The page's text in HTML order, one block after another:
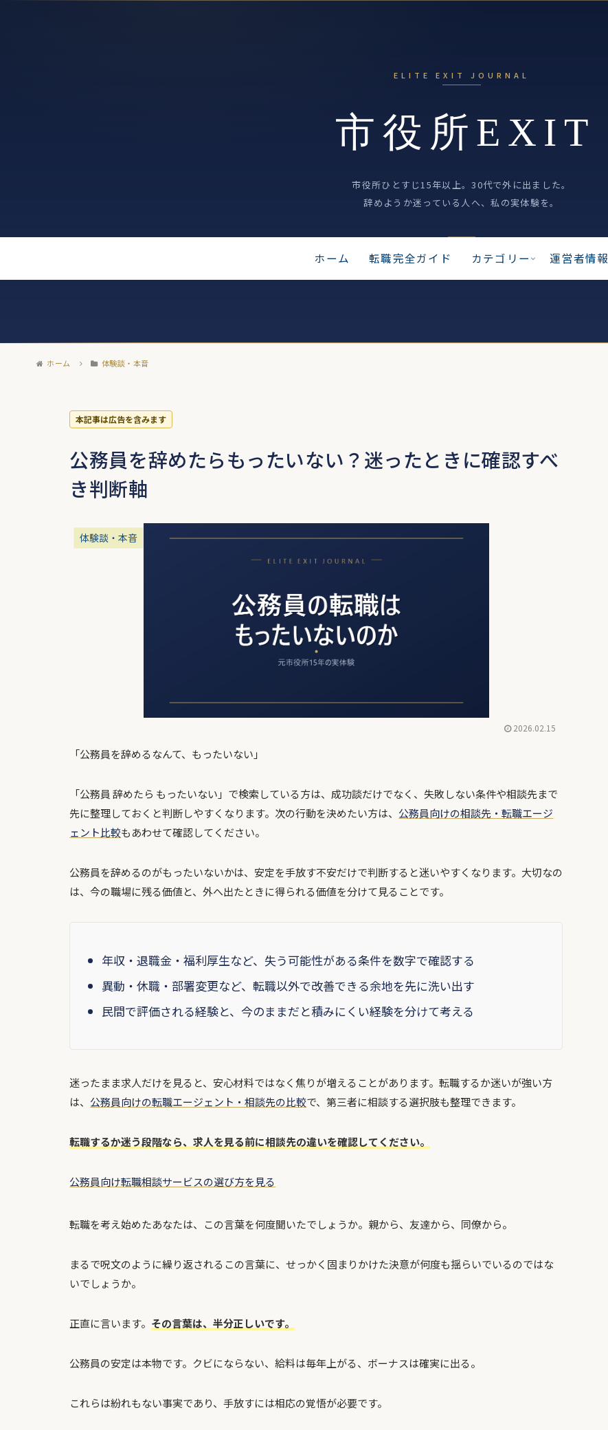
ホーム 転職完全ガイド カテゴリー 運営者情報
ホーム 体験談・本音
本記事は広告を含みます
公務員を辞めたらもったいない？迷ったときに確認すべ
き判断軸
体験談・本音
2026.02.15
「公務員を辞めるなんて、もったいない」
「公務員 辞めたら もったいない」で検索している方は、成功談だけでなく、失敗しない条件や相談先まで
先に整理しておくと判断しやすくなります。次の行動を決めたい方は、 公務員向けの相談先・転職エージ
ェント比較もあわせて確認してください。
公務員を辞めるのがもったいないかは、安定を手放す不安だけで判断すると迷いやすくなります。大切なの
は、今の職場に残る価値と、外へ出たときに得られる価値を分けて見ることです。
年収・退職金・福利厚生など、失う可能性がある条件を数字で確認する
異動・休職・部署変更など、転職以外で改善できる余地を先に洗い出す
民間で評価される経験と、今のままだと積みにくい経験を分けて考える
迷ったまま求人だけを見ると、安心材料ではなく焦りが増えることがあります。転職するか迷いが強い方
は、 公務員向けの転職エージェント・相談先の比較で、第三者に相談する選択肢も整理できます。
転職するか迷う段階なら、求人を見る前に相談先の違いを確認してください。
公務員向け転職相談サービスの選び方を見る
転職を考え始めたあなたは、この言葉を何度聞いたでしょうか。親から、友達から、同僚から。
まるで呪文のように繰り返されるこの言葉に、せっかく固まりかけた決意が何度も揺らいでいるのではな
いでしょうか。
正直に言います。 その言葉は、半分正しいです。
公務員の安定は本物です。クビにならない、給料は毎年上がる、ボーナスは確実に出る。
これらは紛れもない事実であり、手放すには相応の覚悟が必要です。